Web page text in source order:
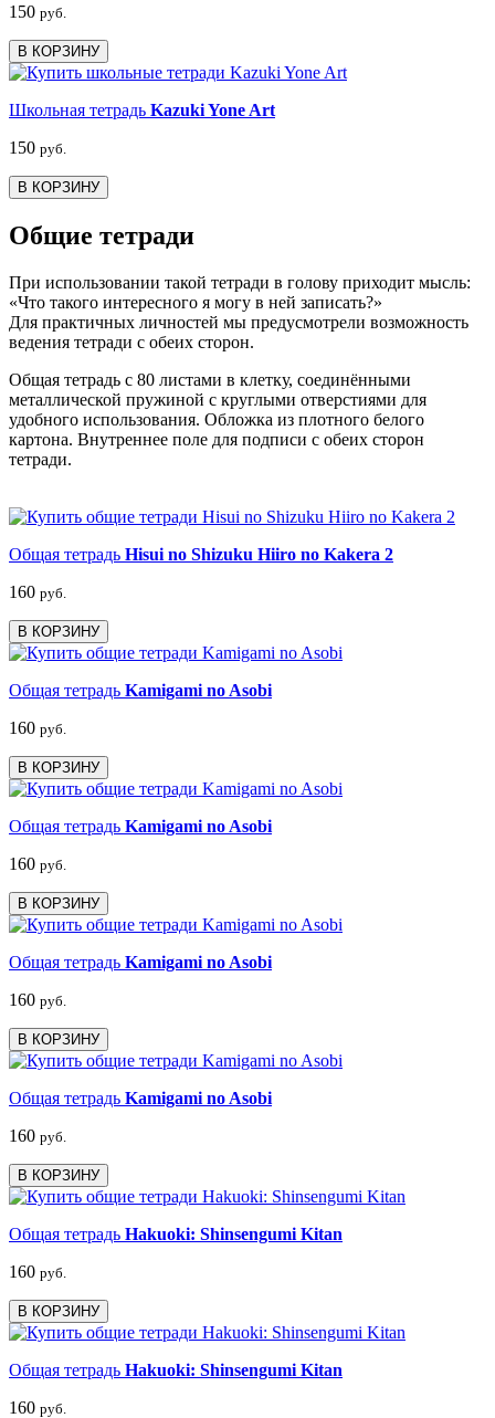
150 руб.
В КОРЗИНУ
Школьная тетрадь Kazuki Yone Art
150 руб.
В КОРЗИНУ
Общие тетради
При использовании такой тетради в голову приходит мысль:
«Что такого интересного я могу в ней записать?»
Для практичных личностей мы предусмотрели возможность
ведения тетради с обеих сторон.
Общая тетрадь с 80 листами в клетку, соединёнными
металлической пружиной с круглыми отверстиями для
удобного использования. Обложка из плотного белого
картона. Внутреннее поле для подписи с обеих сторон
тетради.
Общая тетрадь Hisui no Shizuku Hiiro no Kakera 2
160 руб.
В КОРЗИНУ
Общая тетрадь Kamigami no Asobi
160 руб.
В КОРЗИНУ
Общая тетрадь Kamigami no Asobi
160 руб.
В КОРЗИНУ
Общая тетрадь Kamigami no Asobi
160 руб.
В КОРЗИНУ
Общая тетрадь Kamigami no Asobi
160 руб.
В КОРЗИНУ
Общая тетрадь Hakuoki: Shinsengumi Kitan
160 руб.
В КОРЗИНУ
Общая тетрадь Hakuoki: Shinsengumi Kitan
160 руб.